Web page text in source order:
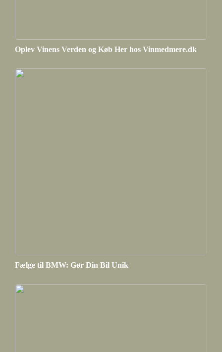
Oplev Vinens Verden og Køb Her hos Vinmedmere.dk
Fælge til BMW: Gør Din Bil Unik